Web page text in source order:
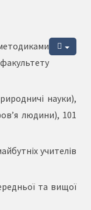
науки),
людини), 101
учителів
та вищої